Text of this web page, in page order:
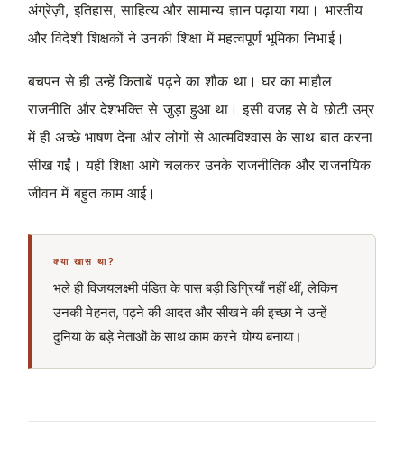
अंग्रेज़ी, इतिहास, साहित्य और सामान्य ज्ञान पढ़ाया गया। भारतीय
और विदेशी शिक्षकों ने उनकी शिक्षा में महत्वपूर्ण भूमिका निभाई।
बचपन से ही उन्हें किताबें पढ़ने का शौक था। घर का माहौल
राजनीति और देशभक्ति से जुड़ा हुआ था। इसी वजह से वे छोटी उम्र
में ही अच्छे भाषण देना और लोगों से आत्मविश्वास के साथ बात करना
सीख गईं। यही शिक्षा आगे चलकर उनके राजनीतिक और राजनयिक
जीवन में बहुत काम आई।
क्या खास था?
भले ही विजयलक्ष्मी पंडित के पास बड़ी डिग्रियाँ नहीं थीं, लेकिन
उनकी मेहनत, पढ़ने की आदत और सीखने की इच्छा ने उन्हें
दुनिया के बड़े नेताओं के साथ काम करने योग्य बनाया।